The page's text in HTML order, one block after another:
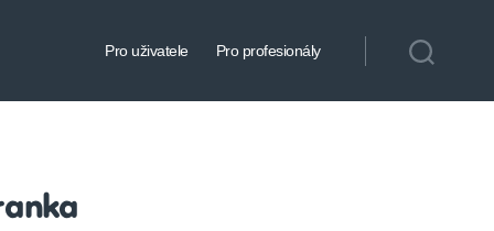
Pro uživatele Pro profesionály